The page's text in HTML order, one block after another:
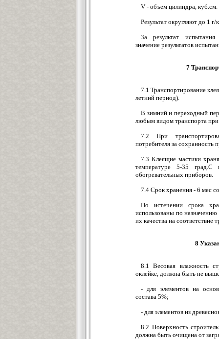
V - объем цилиндра, куб.см.
Результат округляют до 1 г/
За результат
значение результатов
7
7.1 Транспортирование
летний период).
В зимний и переходный
любым видом транспорта
7.2 При
потребителя за сохранность
7.3 Клеящие мастики
температуре 5-35
обогревательных приборов.
7.4 Срок хранения - 6 мес
По истечении срока
использованы по назначению
их качества на
8
8.1 Весовая влажность
оклейке, должна быть не
- для элементов на
состава 5%;
- для элементов из
8.2 Поверхность
должна быть очищена от